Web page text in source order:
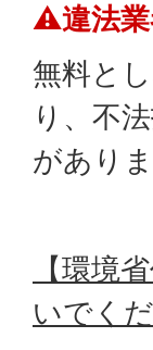
⚠違法業
無料と
り、不
があり
【環境
いでく